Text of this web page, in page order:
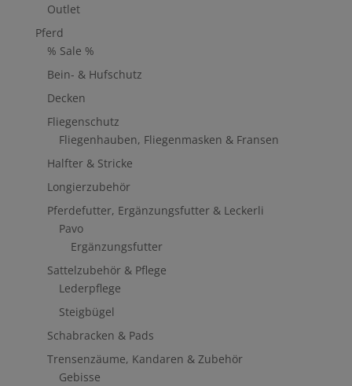
Outlet
Pferd
% Sale %
Bein- & Hufschutz
Decken
Fliegenschutz
Fliegenhauben, Fliegenmasken & Fransen
Halfter & Stricke
Longierzubehör
Pferdefutter, Ergänzungsfutter & Leckerli
Pavo
Ergänzungsfutter
Sattelzubehör & Pflege
Lederpflege
Steigbügel
Schabracken & Pads
Trensenzäume, Kandaren & Zubehör
Gebisse